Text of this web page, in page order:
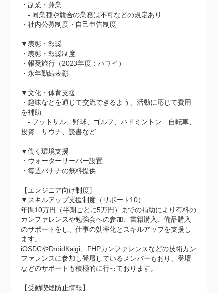
・副業・兼業
- 同業種や競合の業務は不可などの規定あり
・社内公募制度・自己申告制度
▼表彰・報奨
・表彰・報奨制度
・報奨旅行（2023年度：ハワイ）
・永年勤続表彰
▼文化・体育支援
・趣味などを通じて交流できるよう、活動に応じて費用
を補助
- フットサル、野球、ゴルフ、バドミントン、自転車、
投資、サウナ、読書など
▼働く環境支援
・ウォーターサーバー設置
・毎週バナナの無料提供
【エンジニア向け制度】
▼スキルアップ支援制度（サポート10）
年間10万円（半期ごとに5万円）までの補助により有料の
カンファレンスや勉強会への参加、書籍購入、備品購入
のサポートをし、仕事の効率化とスキルアップを支援し
ます。
iOSDCやDroidKaigi、PHPカンファレンスなどの技術カン
ファレンスに参加し登壇しているメンバーもおり、登壇
などのサポートも積極的に行っております。
【受動喫煙防止情報】